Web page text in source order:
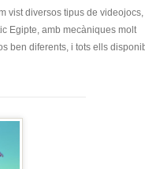
vist diversos tipus de videojocs,
Egipte, amb mecàniques molt
ben diferents, i tots ells